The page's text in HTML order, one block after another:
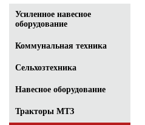
Усиленное навесное
оборудование
Коммунальная техника
Сельхозтехника
Навесное оборудование
Тракторы МТЗ